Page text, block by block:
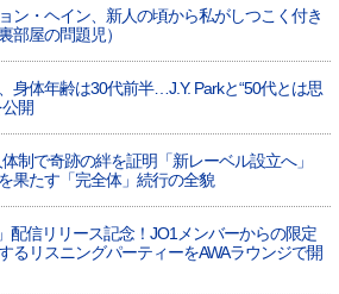
ン・ヘイン、新人の頃から私がしつこく付き
部屋の問題児）
身体年齢は30代前半…J.Y. Parkと“50代とは思
開
体制で奇跡の絆を証明「新レーベル設立へ」
果たす「完全体」続行の全貌
配信リリース記念！JO1メンバーからの限定
るリスニングパーティーをAWAラウンジで開